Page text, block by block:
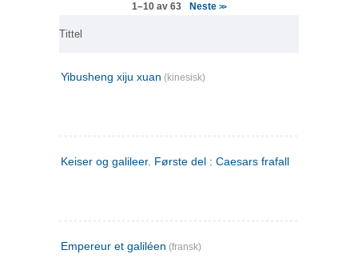
1–10 av 63 Neste>>
Tittel
Yibusheng xiju xuan (kinesisk)
Keiser og galileer. Første del : Caesars frafall
Empereur et galiléen (fransk)